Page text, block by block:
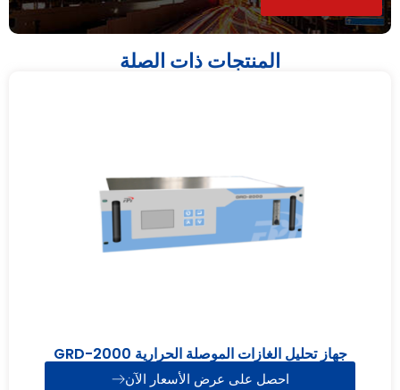
المنتجات ذات الصلة
جهاز تحليل الغازات الموصلة الحرارية GRD-2000
احصل على عرض الأسعار الآن